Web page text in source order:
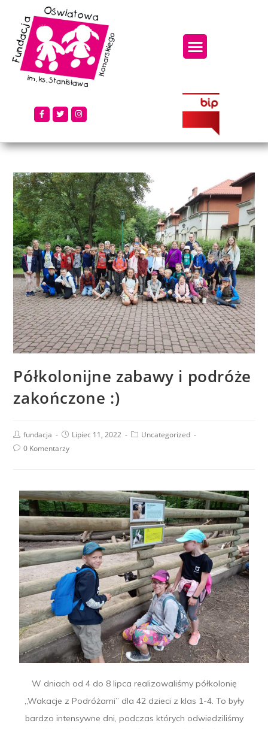
Półkolonijne zabawy i podróże
zakończone :)
fundacja Lipiec 11, 2022
Uncategorized
0 Komentarzy
W dniach od 4 do 8 lipca realizowaliśmy półkolonię
„Wakacje z Podróżami” dla 42 dzieci z klas 1-4. To były
bardzo intensywne dni, podczas których odwiedziliśmy